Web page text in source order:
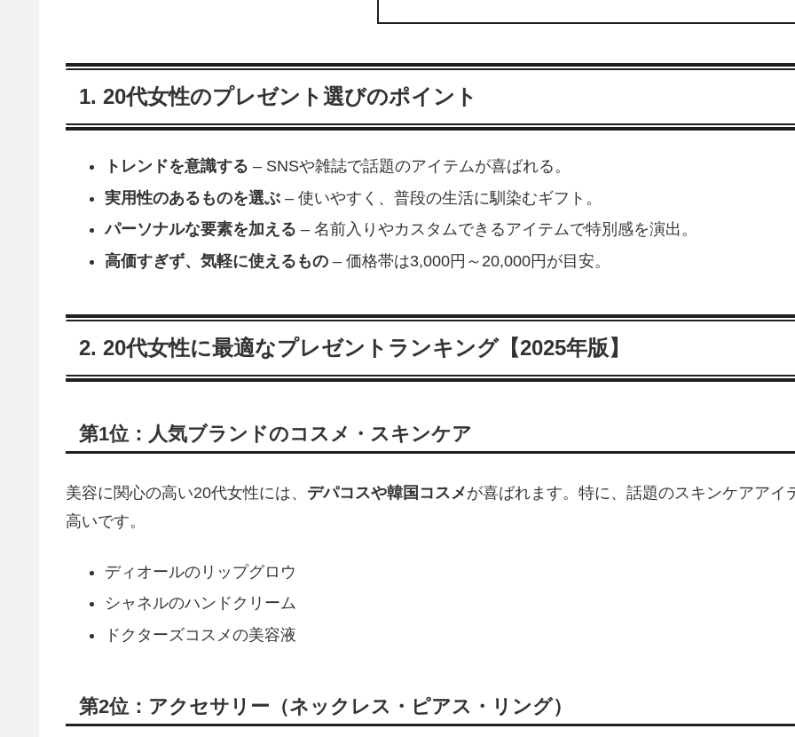
1. 20代女性のプレゼント選びのポイント
トレンドを意識する – SNSや雑誌で話題のアイテムが喜ばれる。
実用性のあるものを選ぶ– 使いやすく、普段の生活に馴染むギフト。
パーソナルな要素を加える – 名前入りやカスタムできるアイテムで特別感を演出。
高価すぎず、気軽に使えるもの– 価格帯は3,000円～20,000円が目安。
2. 20代女性に最適なプレゼントランキング【2025年版】
第1位：人気ブランドのコスメ・スキンケア
美容に関心の高い20代女性には、 デパコスや韓国コスメが喜ばれます。特に、話題のスキンケアア
高いです。
ディオールのリップグロウ
シャネルのハンドクリーム
ドクターズコスメの美容液
第2位：アクセサリー（ネックレス・ピアス・リング）